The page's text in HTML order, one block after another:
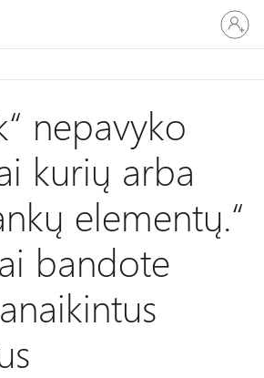
prie
paskyros
nepavyko
kurių arba
elementų.“
bandote